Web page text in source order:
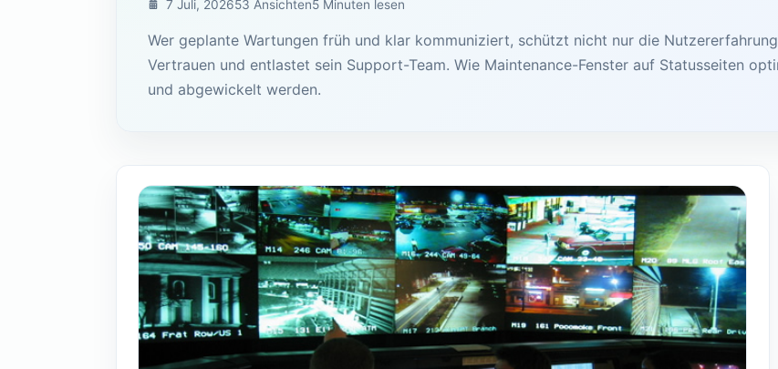
7 Juli, 202653 Ansichten5 Minuten lesen
Wer geplante Wartungen früh und klar kommuniziert, schützt nicht nur die
Vertrauen und entlastet sein Support-Team. Wie Maintenance-Fenster auf Statusseiten
und abgewickelt werden.